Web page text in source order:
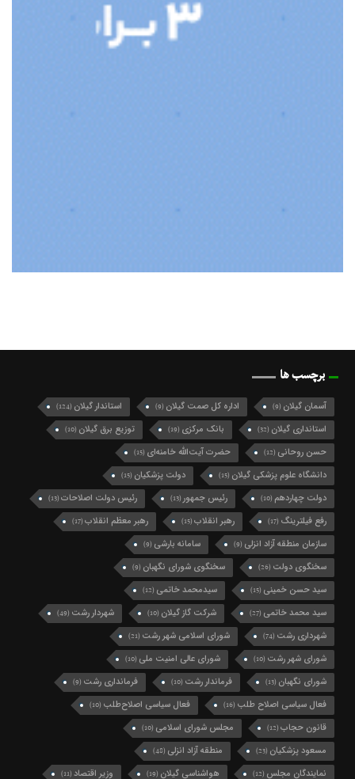
برچسب ها
آسمان گیلان (9) اداره کل صمت گیلان (9) استاندار گیلان (124)
استانداری گیلان (32) بانک مرکزی (19) توزیع برق گیلان (10)
حسن روحانی (12) حضرت آیت‌الله خامنه‌ای (15)
دانشگاه علوم پزشکی گیلان (15) دولت پزشکیان (15)
دولت چهاردهم (10) رئیس جمهور(13) رئیس دولت اصلاحات(13)
رفع فیلترینگ (17) رهبر انقلاب(15) رهبر معظم انقلاب(17)
سازمان منطقه آزاد انزلی (9) سامانه بارشی (9)
سخنگوی دولت (26) سخنگوی شورای نگهبان (9)
سید حسن خمینی (15) سیدمحمد خاتمی (12)
سید محمد خاتمی (27) شرکت گاز گیلان (10) شهردار رشت (49)
شهرداری رشت (74) شورای اسلامی شهر رشت (21)
شورای شهر رشت (10) شورای عالی امنیت ملی (10)
شورای نگهبان (13) فرماندار رشت (10) فرمانداری رشت (9)
فعال سیاسی اصلاح طلب (16) فعال سیاسی اصلاح‌طلب (10)
قانون حجاب(12) مجلس شورای اسلامی (10)
مسعود پزشکیان (23) منطقه آزاد انزلی (48)
نمایندگان مجلس (12) هواشناسی گیلان (19) وزیر اقتصاد(11)